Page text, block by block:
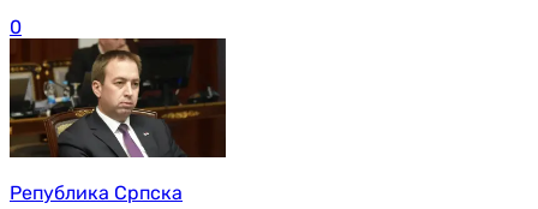
0
Република Српска